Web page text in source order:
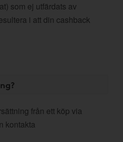
som ej utfärdats av
i att din cashback
från ett köp via
kontakta